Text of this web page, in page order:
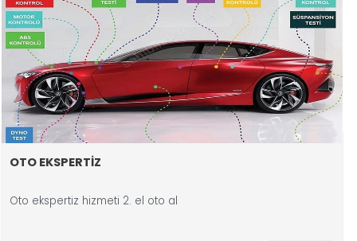
EKSPERTİZ
hizmeti 2. el oto al